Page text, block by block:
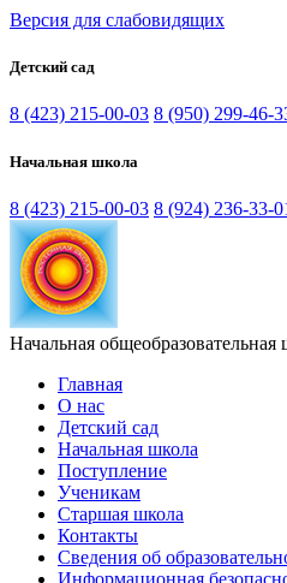
Версия для слабовидящих
Детский сад
8 (423) 215-00-03 8 (950) 299-46-
Начальная школа
8 (423) 215-00-03 8 (924) 236-33-
Начальная
Главная
О нас
Детский сад
Начальная школа
Поступление
Ученикам
Старшая школа
Контакты
Сведения об
Информационная